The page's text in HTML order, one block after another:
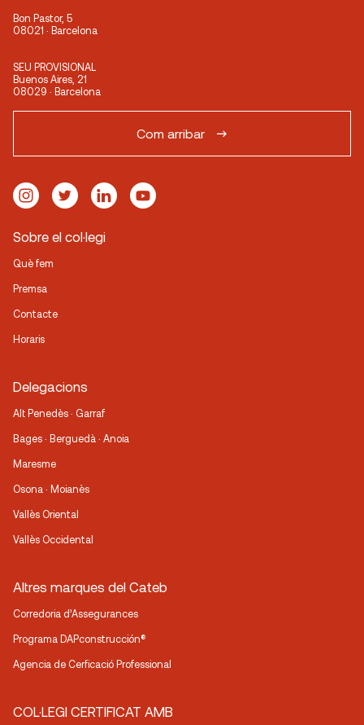
Bon Pastor, 5
08021 · Barcelona
SEU PROVISIONAL
Buenos Aires, 21
08029 · Barcelona
Com arribar
Sobre el col·legi
Què fem
Premsa
Contacte
Horaris
Delegacions
Alt Penedès · Garraf
Bages · Berguedà · Anoia
Maresme
Osona · Moianès
Vallès Oriental
Vallès Occidental
Altres marques del Cateb
Corredoria d’Assegurances
Programa DAPconstrucción®
Agencia de Cerficació Professional
COL·LEGI CERTIFICAT AMB